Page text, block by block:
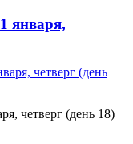
января,
четверг (день 18)